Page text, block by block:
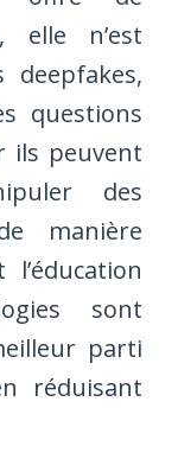
elle n’est
questions
ils peuvent
des
manière
sont
parti
réduisant